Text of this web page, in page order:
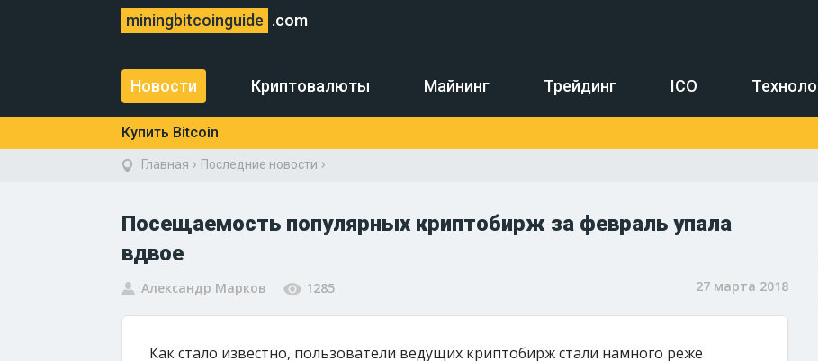
miningbitcoinguide .com
Новости Криптовалюты Майнинг Трейдинг ICO
Купить Bitcoin
Главная › Последние новости ›
Посещаемость популярных криптобирж за февраль упала
вдвое
Александр Марков 1285 27 марта 2018
Как стало известно, пользователи ведущих криптобирж стали намного реже